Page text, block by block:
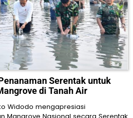
Serentak untuk
di Tanah Air
Widodo mengapresiasi
Mangrove Nasional secara Serentak